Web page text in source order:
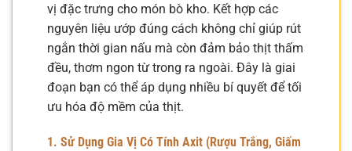
vị đặc trưng cho món bò kho. Kết hợp các
nguyên liệu ướp đúng cách không chỉ giúp rút
ngắn thời gian nấu mà còn đảm bảo thịt thấm
đều, thơm ngon từ trong ra ngoài. Đây là giai
đoạn bạn có thể áp dụng nhiều bí quyết để tối
ưu hóa độ mềm của thịt.
1. Sử Dụng Gia Vị Có Tính Axit (Rượu Trắng, Giấm